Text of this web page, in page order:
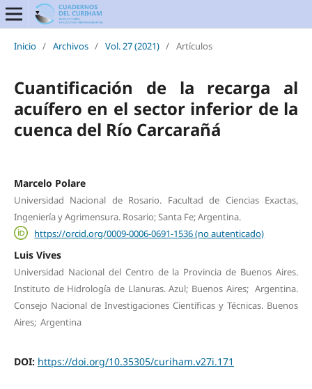
Inicio / Archivos / Vol. 27 (2021) / Artículos
Cuantificación de la recarga al
acuífero en el sector inferior de la
cuenca del Río Carcarañá
Marcelo Polare
Universidad Nacional de Rosario. Facultad de Ciencias Exactas,
Ingeniería y Agrimensura. Rosario; Santa Fe; Argentina.
https://orcid.org/0009-0006-0691-1536 (no autenticado)
Luis Vives
Universidad Nacional del Centro de la Provincia de Buenos Aires.
Instituto de Hidrología de Llanuras. Azul; Buenos Aires; Argentina.
Consejo Nacional de Investigaciones Científicas y Técnicas. Buenos
Aires; Argentina
DOI: https://doi.org/10.35305/curiham.v27i.171